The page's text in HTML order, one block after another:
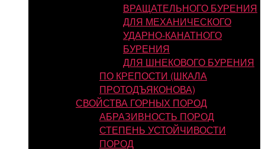
ВРАЩАТЕЛЬНОГО БУРЕНИЯ
ДЛЯ МЕХАНИЧЕСКОГО
УДАРНО-КАНАТНОГО
БУРЕНИЯ
ДЛЯ ШНЕКОВОГО БУРЕНИЯ
ПО КРЕПОСТИ (ШКАЛА
ПРОТОДЪЯКОНОВА)
СВОЙСТВА ГОРНЫХ ПОРОД
АБРАЗИВНОСТЬ ПОРОД
СТЕПЕНЬ УСТОЙЧИВОСТИ
ПОРОД